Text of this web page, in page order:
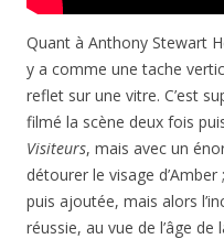
Quant à Anthony Stewart
y a comme une tache
reflet sur une vitre. C’est
filmé la scène deux fois
Visiteurs, mais avec un
détourer le visage
puis ajoutée, mais alors
réussie, au vue de l’âge